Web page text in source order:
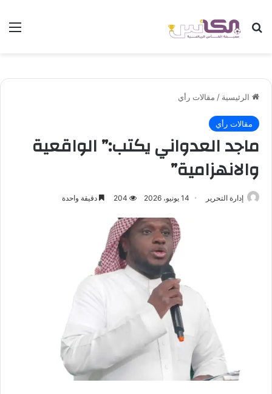
بحث عن
الرئيسية / مقالات رأي
مقالات رأي
ماجد العدواني يكتب:” الواقعية
والانهزامية”
إدارة التحرير 14 يونيو، 2026 204 دقيقة واحدة